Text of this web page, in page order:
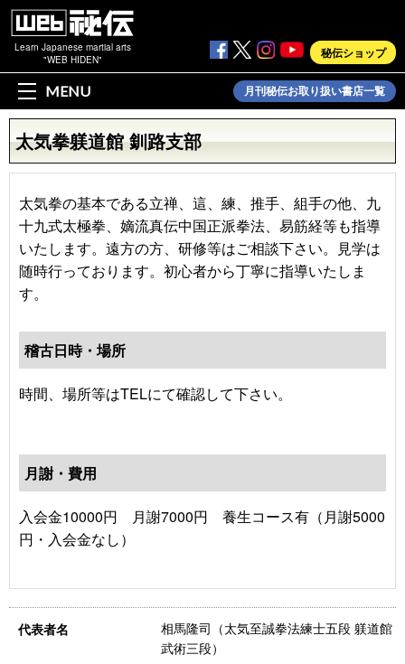
Learn Japanese martial arts
"WEB HIDEN"
秘伝ショップ
MENU 月刊秘伝お取り扱い書店一覧
太気拳躾道館 釧路支部
太気拳の基本である立禅、這、練、推手、組手の他、九
十九式太極拳、嫡流真伝中国正派拳法、易筋経等も指導
いたします。遠方の方、研修等はご相談下さい。見学は
随時行っております。初心者から丁寧に指導いたしま
す。
稽古日時・場所
時間、場所等はTELにて確認して下さい。
月謝・費用
入会金10000円 月謝7000円 養生コース有（月謝5000
円・入会金なし）
代表者名
相馬隆司（太気至誠拳法練士五段 躾道館
武術三段）